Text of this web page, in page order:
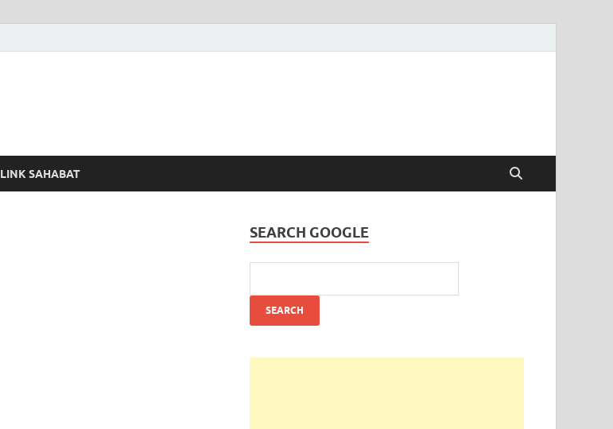
LINK SAHABAT
SEARCH GOOGLE